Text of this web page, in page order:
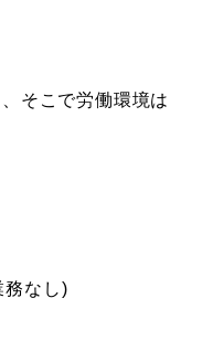
そこで労働環境は
務なし)